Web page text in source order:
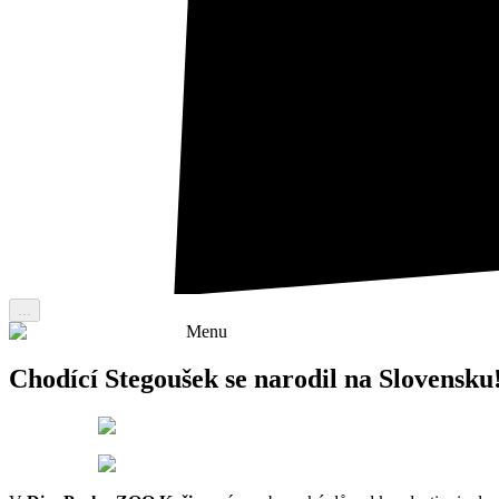
Menu
Chodící Stegoušek se narodil na